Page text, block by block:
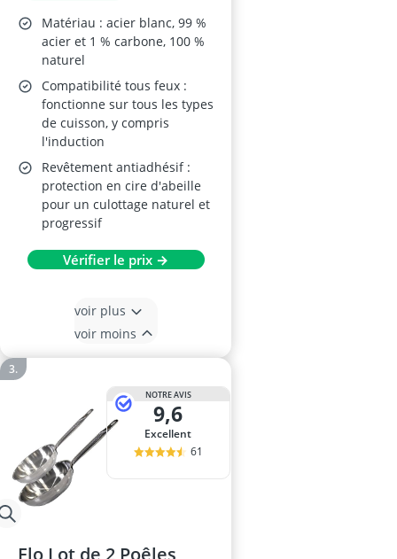
Matériau : acier blanc, 99 %
acier et 1 % carbone, 100 %
naturel
Compatibilité tous feux :
fonctionne sur tous les types
de cuisson, y compris
l'induction
Revêtement antiadhésif :
protection en cire d'abeille
pour un culottage naturel et
progressif
Vérifier le prix →
voir plus
voir moins
NOTRE AVIS
9,6
Excellent
61
Elo Lot de 2 Poêles